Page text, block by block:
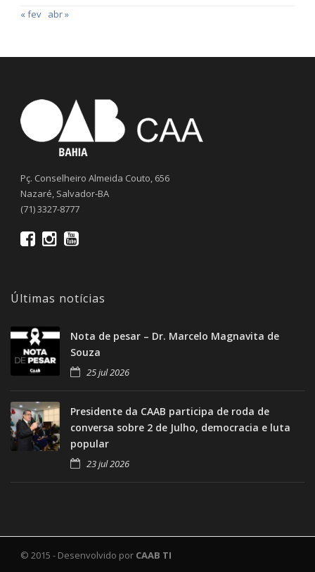
« fev abr »
Pç. Conselheiro Almeida Couto, 656
Nazaré, Salvador-BA
(71) 3327-8777
Últimas notícias
Nota de pesar – Dr. Marcelo Magnavita de
Souza
25 jul 2026
Presidente da CAAB participa de roda de
conversa sobre 2 de Julho, democracia e luta
popular
23 jul 2026
© 2015 - Desenvolvido por CAAB TI